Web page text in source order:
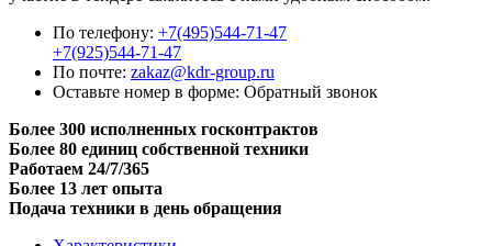
По телефону: +7(495)544-71-47
+7(925)544-71-47
По почте: zakaz@kdr-group.ru
Оставьте номер в форме: Обратный звонок
Более 300 исполненных госконтрактов
Более 80 единиц собственной техники
Работаем 24/7/365
Более 13 лет опыта
Подача техники в день обращения